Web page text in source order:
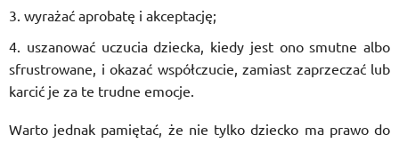
wyrażać aprobatę i akceptację;
uszanować uczucia dziecka, kiedy jest ono smutne albo
sfrustrowane, i okazać współczucie, zamiast zaprzeczać lub
karcić je za te trudne emocje.
Warto jednak pamiętać, że nie tylko dziecko ma prawo do